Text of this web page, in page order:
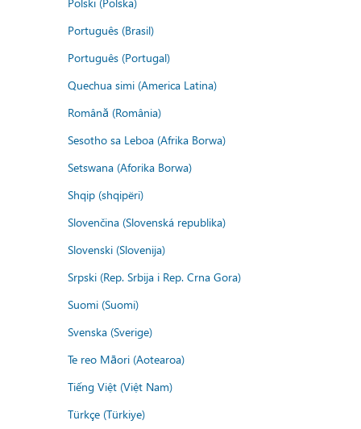
Português (Brasil)
Português (Portugal)
Quechua simi (America Latina)
Română (România)
Sesotho sa Leboa (Afrika Borwa)
Setswana (Aforika Borwa)
Shqip (shqipëri)
Slovenčina (Slovenská republika)
Slovenski (Slovenija)
Srpski (Rep. Srbija i Rep. Crna Gora)
Suomi (Suomi)
Svenska (Sverige)
Te reo Māori (Aotearoa)
Tiếng Việt (Việt Nam)
Türkçe (Türkiye)